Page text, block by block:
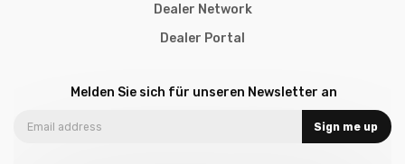
Dealer Network
Dealer Portal
Melden Sie sich für unseren Newsletter an
Sign me up